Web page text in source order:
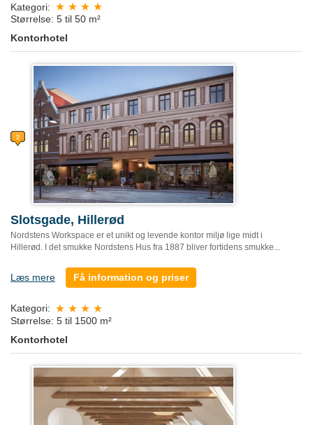
Kategori:
Størrelse: 5 til 50 m²
Kontorhotel
Slotsgade, Hillerød
Nordstens Workspace er et unikt og levende kontor miljø lige midt i
Hillerød. I det smukke Nordstens Hus fra 1887 bliver fortidens smukke...
Læs mere Få information og priser
Kategori:
Størrelse: 5 til 1500 m²
Kontorhotel